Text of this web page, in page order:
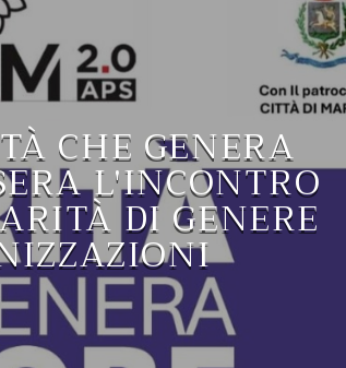
CHE GENERA
L'INCONTRO
DI GENERE